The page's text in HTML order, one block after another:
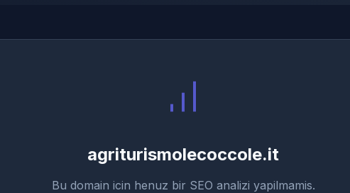
agriturismolecoccole.it
Bu domain icin henuz bir SEO analizi yapilmamis.